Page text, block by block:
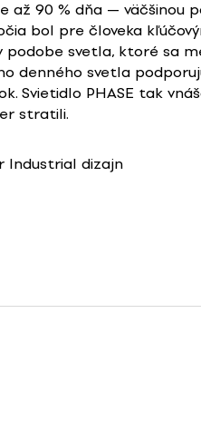
až 90 % dňa —
bol pre človeka
svetla, ktoré sa
denného svetla
Svietidlo PHASE tak
stratili.
Industrial dizajn